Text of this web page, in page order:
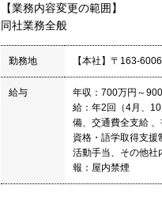
【業務内容変更の範囲】
同社業務全般
勤務地 【本社】〒163-
給与
年収：700万円～
給：年2回（4月、
備、交通費全支給
資格・語学取得支
活動手当、その他
報：屋内禁煙